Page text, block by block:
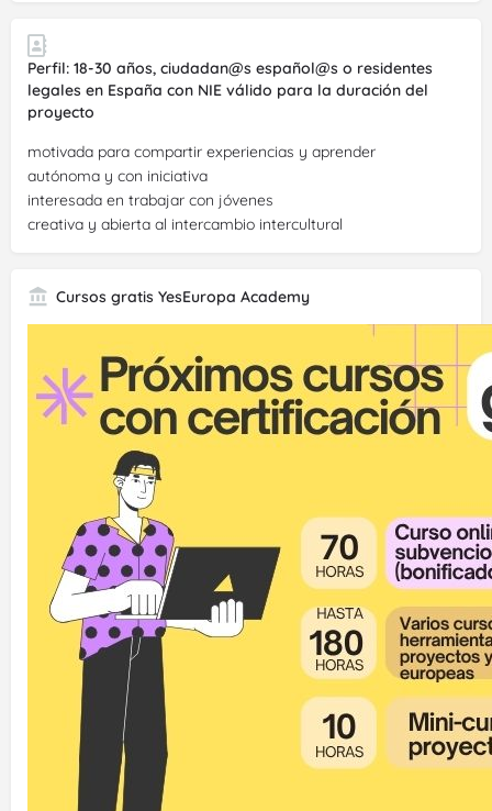
Perfil: 18-30 años, ciudadan@s español@s o residentes
legales en España con NIE válido para la duración del
proyecto
motivada para compartir experiencias y aprender
autónoma y con iniciativa
interesada en trabajar con jóvenes
creativa y abierta al intercambio intercultural
Cursos gratis YesEuropa Academy